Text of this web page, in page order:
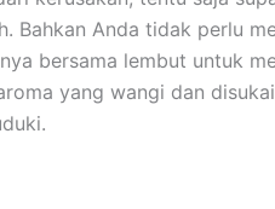
Bahkan Anda tidak perlu
bersama lembut untuk
yang wangi dan